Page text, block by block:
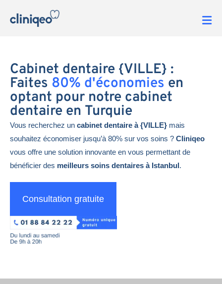
Cabinet dentaire {VILLE} :
Faites 80% d'économies en
optant pour notre cabinet
dentaire en Turquie
Vous recherchez un cabinet dentaire à {VILLE} mais
souhaitez économiser jusqu’à 80% sur vos soins ? Cliniqeo
vous offre une solution innovante en vous permettant de
bénéficier des meilleurs soins dentaires à Istanbul.
Consultation gratuite